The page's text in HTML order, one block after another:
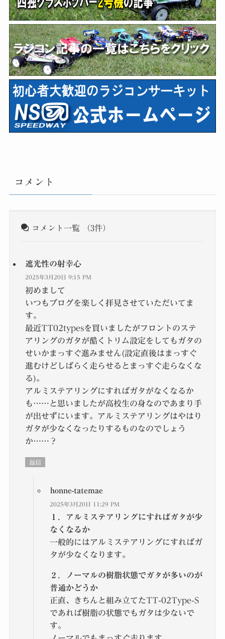
コメント
コメント一覧 （3件）
遮光性の射幸心
2025年3月20日 9:15 PM
初めまして
いつもブログを楽しく拝見させていただいてま
す。
最近TT02typesを買いましたがフロントのステ
アリングのガタが酷くトリム設定をしてもガタの
せいかまっすぐ進みません(設定直後はまっすぐ
進むけどしばらく走らせるとまっすぐ走らなくな
る)。
アルミステアリングにすればガタがなくなるか
も……と思いましたが高校生の身なのであまり手
が出せずにいます。アルミステアリングはやはり
ガタが少なくなったりするものなのでしょう
か……？
返信
honne-tatemae
2025年3月20日 11:29 PM
１．アルミステアリングにすればガタが少
なくなるか
一般的にはアルミステアリングにすればガ
タが少なくなります。
２．ノーマルの樹脂状態でガタが多いのが
普通かどうか
正直、きちんと組み立てたTT-02Type-S
であれば樹脂の状態でもガタは少ないで
す。